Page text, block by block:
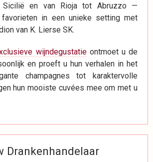
Sicilië en van Rioja tot Abruzzo —
in een unieke setting met
van K. Lierse SK.
wijndegustatieontmoet u de
en proeft u hun verhalen in het
champagnes tot karaktervolle
hun mooiste cuvées mee om met u
Drankenhandelaar